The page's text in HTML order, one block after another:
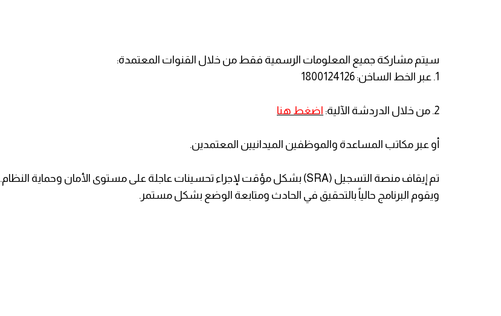
​سيتم مشاركة جميع المعلومات الرسمية فقط من خلال القنوات المعتمدة:
1. عبر الخط الساخن: 1800124126
2. من خلال الدردشة الآلية: اضغط هنا
أو عبر مكاتب المساعدة والموظفين الميدانيين المعتمدين.
​تم إيقاف منصة التسجيل (SRA) بشكل مؤقت لإجراء تحسينات عاجلة على مستوى الأمان وحماية النظام.
ويقوم البرنامج حالياً بالتحقيق في الحادث ومتابعة الوضع بشكل مستمر.